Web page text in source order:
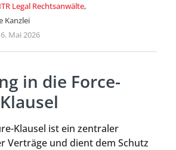
Legal Rechtsanwälte,
Kanzlei
Mai 2026
in die Force-
Klausel ist ein zentraler
Verträge und dient dem Schutz